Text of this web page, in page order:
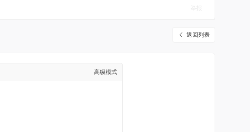
返回列表
高级模式